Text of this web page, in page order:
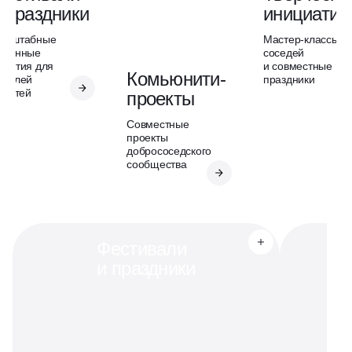
праздники
для
Комьюнити-
проекты
Совместные
проекты
добрососедского
сообщества
Мастер-классы от
соседей
и совместные
праздники